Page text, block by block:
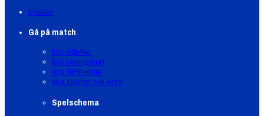
Nyheter
Gå på match
Köp biljetter
Köp säsongskort
Köp 50/50-lotter
Våra biljetter och entré
Spelschema